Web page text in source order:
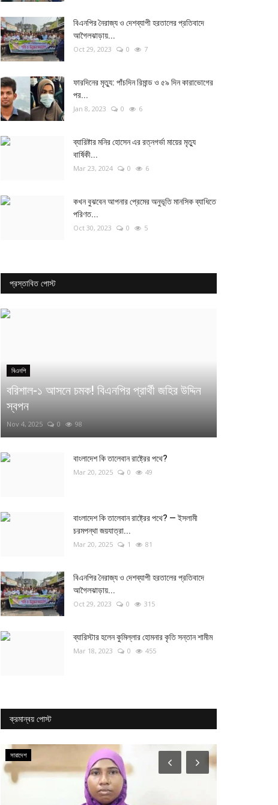
বিএনপির নৈরাজ্য ও দেশব্যাপী হরতালের প্রতিবাদে
আগৈলঝাড়ায়...
Oct 29, 2023 0 7
ফারদিনের মৃত্যু: পাঁচদিন রিমান্ড ও ৫৯ দিন কারাভোগের
পর...
Jan 8, 2023 0 6
ব্যারিষ্টার মনির হোসেন এর রত্নগর্ভা মায়ের মৃত্যু
বার্ষিকী...
Mar 23, 2024 0 6
কখন বুঝবেন আপনার প্রেমের অনুভূতি মানসিক ব্যাধিতে
পরিণত...
Oct 30, 2023 0 5
প্রস্তাবিত পোস্ট
বিএনপি
বরিশাল-১ আসনে চমক! বিএনপির প্রার্থী জহির উদ্দিন
স্বপন
Nov 4, 2025 0 98
বাংলাদেশ কি তালেবান রাষ্ট্রের পথে?
Mar 20, 2025 0 49
বাংলাদেশ কি তালেবান রাষ্ট্রের পথে? — ইসলামী
চরমপন্থা জয়যাত্রা...
Mar 20, 2025 1 81
বিএনপির নৈরাজ্য ও দেশব্যাপী হরতালের প্রতিবাদে
আগৈলঝাড়ায়...
Oct 29, 2023 0 315
ব্যারিস্টার হলেন কুমিল্লার হোমনার কৃতি সন্তান শামীম
Mar 18, 2023 0 455
ক্রমান্বয় পোস্ট
সারাদেশ